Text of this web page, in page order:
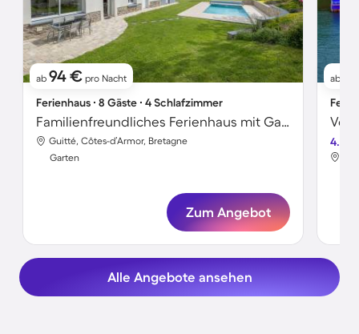
ab 94 € pro Nacht
Ferienhaus ∙ 8 Gäste ∙ 4 Schlafzimmer
Familienfreundliches Ferienhaus mit Garten, Terrasse und privatem Pool
Guitté, Côtes-d’Armor, Bretagne
Garten
Zum Angebot
ab
4.7
Alle Angebote ansehen